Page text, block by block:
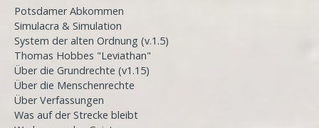
Potsdamer Abkommen
Simulacra & Simulation
System der alten Ordnung (v.1.5)
Thomas Hobbes "Leviathan"
Über die Grundrechte (v1.15)
Über die Menschenrechte
Über Verfassungen
Was auf der Strecke bleibt